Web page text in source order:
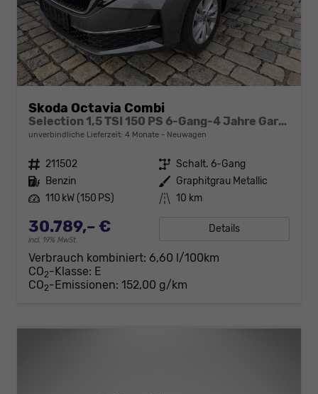
Skoda Octavia Combi
Selection 1,5 TSI 150 PS 6-Gang-4 Jahre Garantie-Anhängerkupplung schwenkbar-PDC vorne und hinten-Sitzheizung-Smart Link
unverbindliche Lieferzeit: 4 Monate Neuwagen
Fahrzeugnr. 211502 Getriebe Schalt. 6-Gang
Kraftstoff Benzin Außenfarbe Graphitgrau Metallic
Leistung 110 kW (150 PS) Kilometerstand 10 km
30.789,– €
incl. 19% MwSt.
Details
Verbrauch kombiniert: 6,60 l/100km
CO2-Klasse: E
CO2-Emissionen: 152,00 g/km